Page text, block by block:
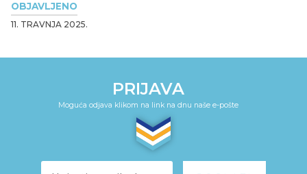
OBJAVLJENO
11. TRAVNJA 2025.
PRIJAVA
Moguća odjava klikom na link na dnu naše e-pošte